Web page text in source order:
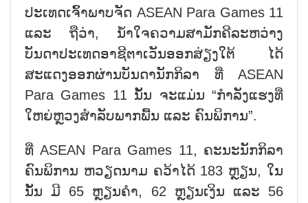
ປະເທດເຈົ້າພາບຈັດ ASEAN Para Games 11
ແລະ ຖືວ່າ, ນ້ຳໃຈຄວາມສາມັກຄີລະຫວ່າງ
ບັນດາປະເທດອາຊີຕາເວັນອອກສ່ຽງໃຕ້ ໄດ້
ສະແດງອອກຜ່ານບັນດານັກກິລາ ທີ່ ASEAN
Para Games 11 ນັ້ນ ຈະແມ່ນ “ກຳລັງແຮງທີ່
ໃຫຍ່ຫຼວງສຳລັບພາກພື້ນ ແລະ ຄົນພິການ”.
ທີ່ ASEAN Para Games 11, ຄະນະນັກກິລາ
ຄົນພິການ ຫວຽດນາມ ຄວ້າໄດ້ 183 ຫຼຽນ, ໃນ
ນັ້ນ ມີ 65 ຫຼຽນຄຳ, 62 ຫຼຽນເງິນ ແລະ 56